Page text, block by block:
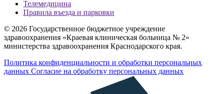
Телемедицина
Правила въезда и парковки
© 2026 Государственное бюджетное учреждение
здравоохранения «Краевая клиническая больница № 2»
министерства здравоохранения Краснодарского края.
Политика конфиденциальности и обработки персональных
данных Согласие на обработку персональных данных